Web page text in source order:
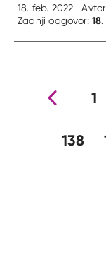
18. feb. 2022
Zadnji odgovor:
Prejšnja stran
1
138